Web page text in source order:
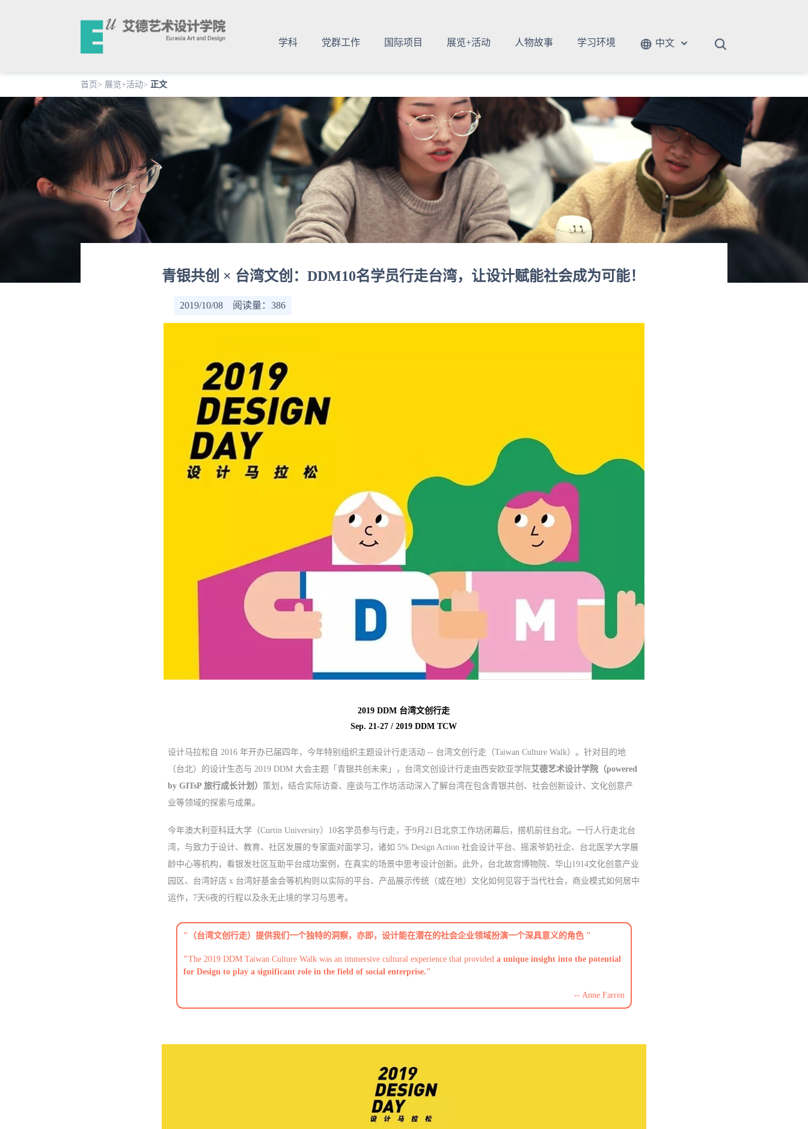
学科 党群工作 国际项目 展览+活动 人物故事 学习环境 中文
首页> 展览+活动>正文
青银共创 × 台湾文创：DDM10名学员行走台湾，让设计赋能社会成为可能！
2019/10/08 阅读量： 386
2019 DDM 台湾文创行走
Sep. 21-27 / 2019DDM TCW
设计马拉松自 2016 年开办已届四年，今年特别组织主题设计行走活动 -- 台湾文创行走（Taiwan Culture Walk）。针对目的地
（台北）的设计生态与 2019 DDM 大会主题「青银共创未来」，台湾文创设计行走由西安欧亚学院艾德艺术设计学院（powered
by GITsP 旅行成长计划） 策划，结合实际访查、座谈与工作坊活动深入了解台湾在包含青银共创、社会创新设计、文化创意产
业等领域的探索与成果。
今年澳大利亚科廷大学（Curtin University）10名学员参与行走，于9月21日北京工作坊闭幕后，搭机前往台北。一行人行走北台
湾，与致力于设计、教育、社区发展的专家面对面学习，诸如 5% Design Action 社会设计平台、摇滚爷奶社企、台北医学大学展
龄中心等机构，看银发社区互助平台成功案例，在真实的场景中思考设计创新。此外，台北故宫博物院、华山1914文化创意产业
园区、台湾好店 x 台湾好基金会等机构则以实际的平台、产品展示传统（或在地）文化如何见容于当代社会，商业模式如何居中
运作，7天6夜的行程以及永无止境的学习与思考。
"（台湾文创行走）提供我们一个独特的洞察，亦即，设计能在潜在的社会企业领域扮演一个深具意义的角色 "
"The 2019 DDM Taiwan Culture Walk was an immersive cultural experience that provideda unique insight into the potential
for Design to play a significant role in the field of social enterprise."
-- Anne Farren